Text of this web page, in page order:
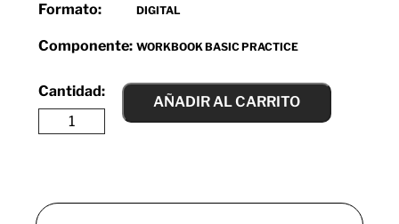
Formato: DIGITAL
Componente: WORKBOOK BASIC PRACTICE
AÑADIR AL CARRITO